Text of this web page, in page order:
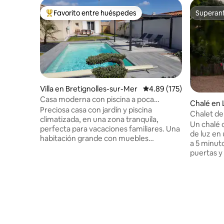
Favorito entre huéspedes preferido
Favorito entre huéspedes
Villa en Bretignolles-sur-Mer Calificación promedio:
4.89 (175)
Casa moderna con piscina a poca
distancia del mar
Preciosa casa con jardín y piscina
climatizada, en una zona tranquila,
perfecta para vacaciones familiares. Una
habitación grande con muebles
Chalé en
Chalet
de la
Un chalé
de luz en
a 5
puertas y